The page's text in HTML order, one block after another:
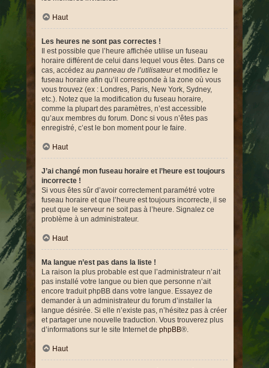
Haut
Les heures ne sont pas correctes !
Il est possible que l’heure affichée utilise un fuseau
horaire différent de celui dans lequel vous êtes. Dans ce
cas, accédez au panneau de l’utilisateuret modifiez le
fuseau horaire afin qu’il corresponde à la zone où vous
vous trouvez (ex : Londres, Paris, New York, Sydney,
etc.). Notez que la modification du fuseau horaire,
comme la plupart des paramètres, n’est accessible
qu’aux membres du forum. Donc si vous n’êtes pas
enregistré, c’est le bon moment pour le faire.
Haut
J’ai changé mon fuseau horaire et l’heure est toujours
incorrecte !
Si vous êtes sûr d’avoir correctement paramétré votre
fuseau horaire et que l’heure est toujours incorrecte, il se
peut que le serveur ne soit pas à l’heure. Signalez ce
problème à un administrateur.
Haut
Ma langue n’est pas dans la liste !
La raison la plus probable est que l’administrateur n’ait
pas installé votre langue ou bien que personne n’ait
encore traduit phpBB dans votre langue. Essayez de
demander à un administrateur du forum d’installer la
langue désirée. Si elle n’existe pas, n’hésitez pas à créer
et partager une nouvelle traduction. Vous trouverez plus
d’informations sur le site Internet de phpBB®.
Haut